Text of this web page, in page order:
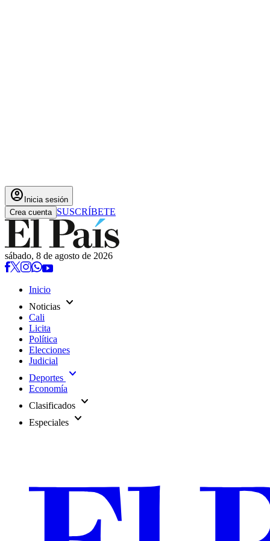
account_circle Inicia sesión
Crea cuenta SUSCRÍBETE
sábado, 8 de agosto de 2026
Inicio
Noticias expand_more
Cali
Licita
Política
Elecciones
Judicial
Deportes expand_more
Economía
Clasificados expand_more
Especiales expand_more